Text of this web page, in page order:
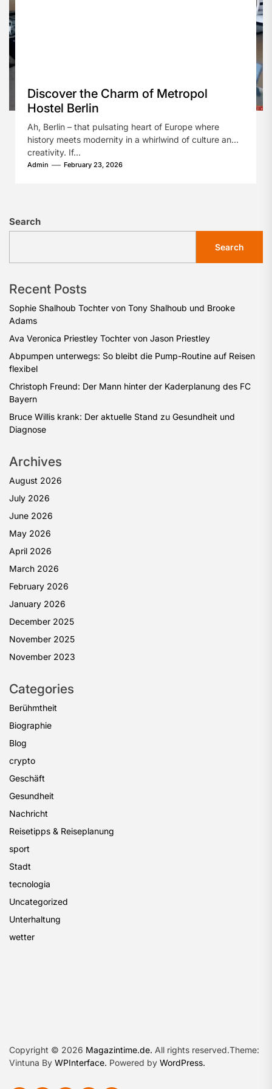
Discover the Charm of Metropol
Hostel Berlin
Ah, Berlin – that pulsating heart of Europe where
history meets modernity in a whirlwind of culture and
creativity. If...
Admin February 23, 2026
Search
Search
Recent Posts
Sophie Shalhoub Tochter von Tony Shalhoub und Brooke
Adams
Ava Veronica Priestley Tochter von Jason Priestley
Abpumpen unterwegs: So bleibt die Pump-Routine auf Reisen
flexibel
Christoph Freund: Der Mann hinter der Kaderplanung des FC
Bayern
Bruce Willis krank: Der aktuelle Stand zu Gesundheit und
Diagnose
Archives
August 2026
July 2026
June 2026
May 2026
April 2026
March 2026
February 2026
January 2026
December 2025
November 2025
November 2023
Categories
Berühmtheit
Biographie
Blog
crypto
Geschäft
Gesundheit
Nachricht
Reisetipps & Reiseplanung
sport
Stadt
tecnologia
Uncategorized
Unterhaltung
wetter
Copyright © 2026 Magazintime.de. All rights reserved.Theme:
Vintuna By WPInterface. Powered by WordPress.